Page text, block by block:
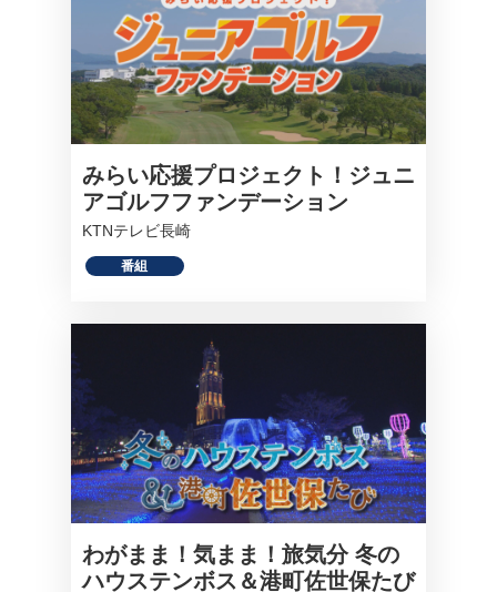
みらい応援プロジェクト！ジュニ
アゴルフファンデーション
KTNテレビ長崎
番組
わがまま！気まま！旅気分 冬の
ハウステンボス＆港町佐世保たび